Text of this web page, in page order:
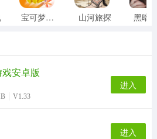
宝可梦大集结 山河旅探 黑暗
安卓版
V1.33
进入
进入